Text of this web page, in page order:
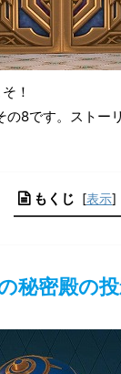
！
8です。ストー
もくじ [表示]
秘密殿の